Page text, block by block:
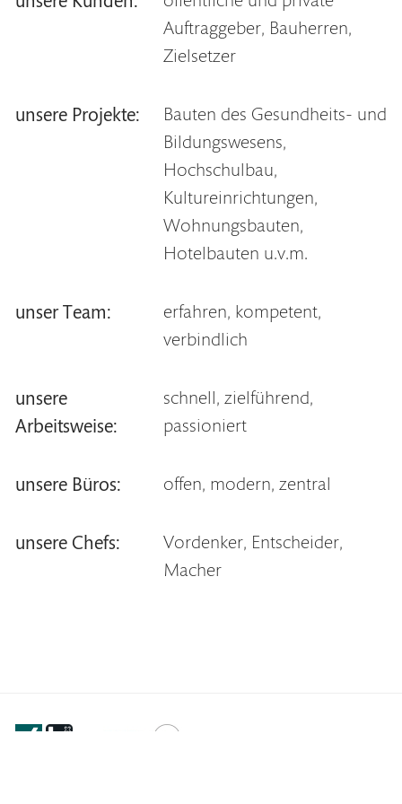
Auftraggeber, Bauherren,
Zielsetzer
unsere Projekte:
Bauten des Gesundheits- und
Bildungswesens,
Hochschulbau,
Kultureinrichtungen,
Wohnungsbauten,
Hotelbauten u.v.m.
unser Team:
erfahren, kompetent,
verbindlich
unsere
Arbeitsweise:
schnell, zielführend,
passioniert
unsere Büros: offen, modern, zentral
unsere Chefs:
Vordenker, Entscheider,
Macher
Footer